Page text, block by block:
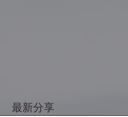
最新分享